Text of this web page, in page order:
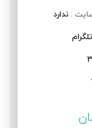
:ندارد
تلگرام
3